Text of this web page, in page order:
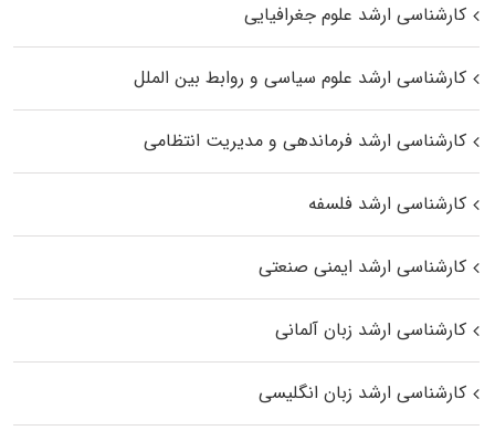
کارشناسی ارشد علوم جغرافیایی
کارشناسی ارشد علوم سیاسی و روابط بین الملل
کارشناسی ارشد فرماندهی و مدیریت انتظامی
کارشناسی ارشد فلسفه
کارشناسی ارشد ایمنی صنعتی
کارشناسی ارشد زبان آلمانی
کارشناسی ارشد زبان انگلیسی